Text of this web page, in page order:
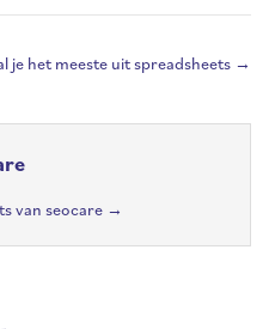
je het meeste uit spreadsheets →
van seocare →